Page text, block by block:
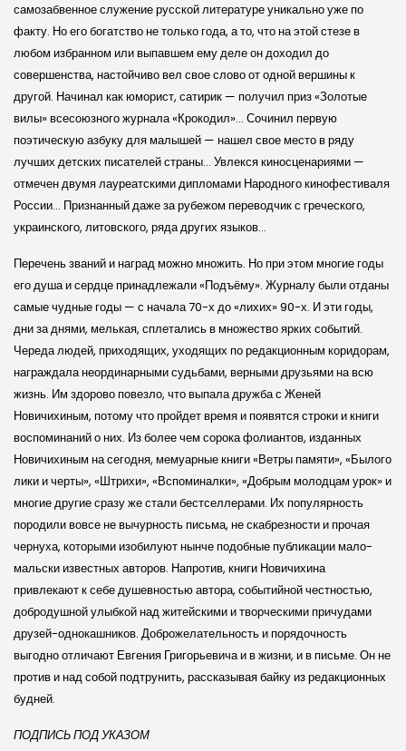
самозабвенное служение русской литературе уникально уже по
факту. Но его богатство не только года, а то, что на этой стезе в
любом избранном или выпавшем ему деле он доходил до
совершенства, настойчиво вел свое слово от одной вершины к
другой. Начинал как юморист, сатирик — получил приз «Золотые
вилы» всесоюзного журнала «Крокодил»… Сочинил первую
поэтическую азбуку для малышей — нашел свое место в ряду
лучших детских писателей страны… Увлекся киносценариями —
отмечен двумя лауреатскими дипломами Народного кинофестиваля
России… Признанный даже за рубежом переводчик с греческого,
украинского, литовского, ряда других языков…
Перечень званий и наград можно множить. Но при этом многие годы
его душа и сердце принадлежали «Подъёму». Журналу были отданы
самые чудные годы — с начала 70-х до «лихих» 90-х. И эти годы,
дни за днями, мелькая, сплетались в множество ярких событий.
Череда людей, приходящих, уходящих по редакционным коридорам,
награждала неор­динарными судьбами, верными друзьями на всю
жизнь. Им здорово повезло, что выпала дружба с Женей
Новичихиным, потому что пройдет время и появятся строки и книги
воспоминаний о них. Из более чем сорока фолиантов, изданных
Новичихиным на сегодня, мемуарные книги «Ветры памяти», «Былого
лики и черты», «Штрихи», «Вспоминалки», «Добрым молодцам урок» и
многие другие сразу же стали бестселлерами. Их популярность
породили вовсе не вычурность письма, не скабрезности и прочая
чернуха, которыми изобилуют нынче подобные публикации мало-
мальски из­вест­ных авторов. Напротив, книги Новичихина
привлекают к себе душевностью автора, событийной честностью,
добродушной улыбкой над житейскими и творческими причудами
друзей-однокашников. Доброжелательность и порядочность
выгодно отличают Евгения Григорьевича и в жизни, и в письме. Он не
против и над собой подтрунить, рассказывая байку из редакционных
будней.
ПОДПИСЬ ПОД УКАЗОМ